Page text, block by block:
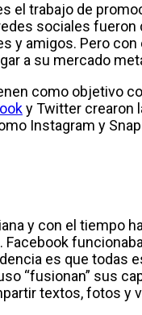
el trabajo de
sociales fueron
y amigos. Pero con
a su mercado
como objetivo
y Twitter crearon
Instagram y
y con el tiempo
Facebook
es que todas
“fusionan” sus
textos, fotos y